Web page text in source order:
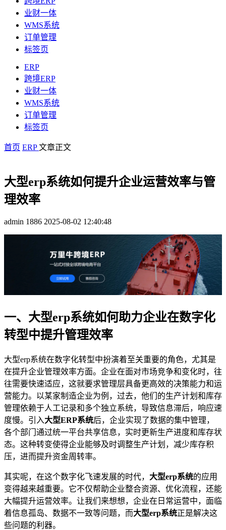
业财一体
WMS系统
订单管理
标签页
ERP
跨境ERP
业财一体
WMS系统
订单管理
标签页
首页 ERP文章正文
大型erp系统如何提升企业运营效率与管
理效率
admin 1886 2025-08-02 12:40:48
一、大型erp系统如何助力企业在数字化
转型中提升管理效率
大型erp系统在数字化转型中扮演着至关重要的角色，尤其是
在提升企业管理效率方面。企业在面对市场竞争和变化时，往
往需要快速适应，这就要求管理层具备更高效的决策能力和运
营能力。以某家制造企业为例，过去，他们的生产计划和库存
管理依赖于人工记录和多个独立系统，导致信息滞后，响应速
度慢。引入大型ERP系统后，企业实现了数据的集中管理，
各个部门通过统一平台共享信息，实时更新生产进度和库存状
态。这种转变使得企业能够及时调整生产计划，减少库存积
压，进而提升资金周转率。
其实呢，在这个数字化飞速发展的时代， 大型erp系统的应用
变得越来越重要。它不仅帮助企业整合资源、优化流程，还能
大幅提升运营效率。让我们来想想，企业在日常运营中，面临
着信息孤岛、数据不一致等问题，而大型erp系统正是解决这
些问题的利器。